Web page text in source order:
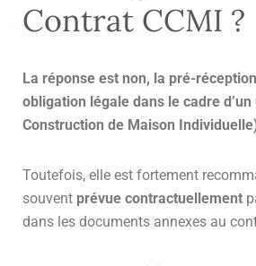
Contrat CCMI ?
La réponse est non, la pré-
obligation légale dans le cadre
Construction de Maison
Toutefois, elle est fortement
souvent prévue contractuellement
dans les documents annexes au